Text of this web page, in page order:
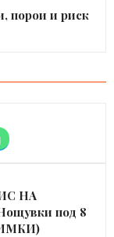
порои и риск
НА
под 8